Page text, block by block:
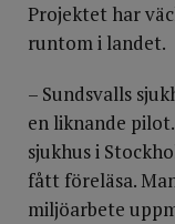
Projektet har
runtom i landet.
– Sundsvalls
en liknande
sjukhus i
fått föreläsa.
miljöarbete